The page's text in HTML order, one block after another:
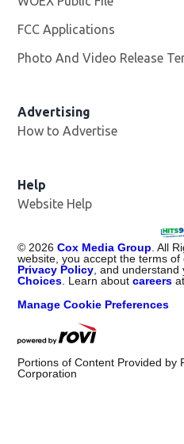
FCC Applications
Photo And Video Release
Advertising
How to Advertise
Help
Website Help
©2026 Cox Media Group. All
website, you accept the terms
Privacy Policy, and
Choices. Learn aboutcareers
Manage Cookie Preferences
Portions of Content Provided
Corporation